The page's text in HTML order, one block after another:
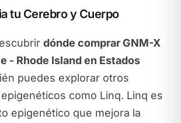
tu Cerebro y Cuerpo
dónde comprar GNM-X
- Rhode Island en Estados
puedes explorar otros
como Linq. Linq es
epigenético que mejora la